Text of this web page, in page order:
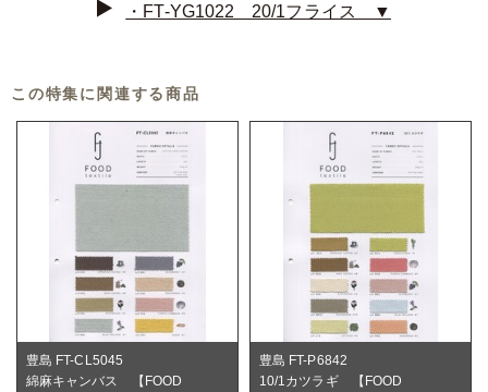
・FT-YG1022 20/1フライス ▼
この特集に関連する商品
豊島 FT-CL5045
綿麻キャンバス 【FOOD
豊島 FT-P6842
10/1カツラギ 【FOOD